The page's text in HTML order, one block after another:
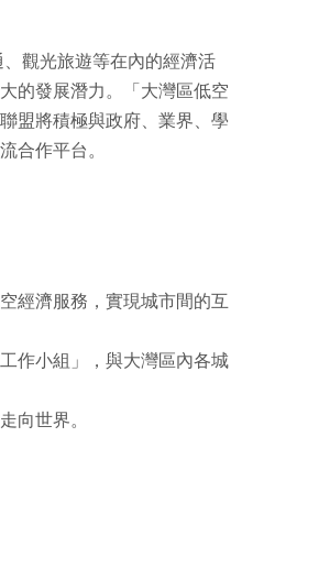
觀光旅遊等在內的經濟活
的發展潛力。「大灣區低空
盟將積極與政府、業界、學
合作平台。
經濟服務，實現城市間的互
作小組」，與大灣區內各城
向世界。